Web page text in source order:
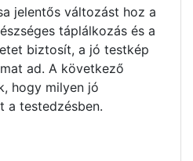
jelentős változást hoz a
táplálkozás és a
biztosít, a jó testkép
ad. A következő
hogy milyen jó
a testedzésben.